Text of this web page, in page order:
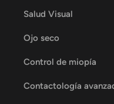
Salud Visual
Ojo seco
Control de miopía
Contactología